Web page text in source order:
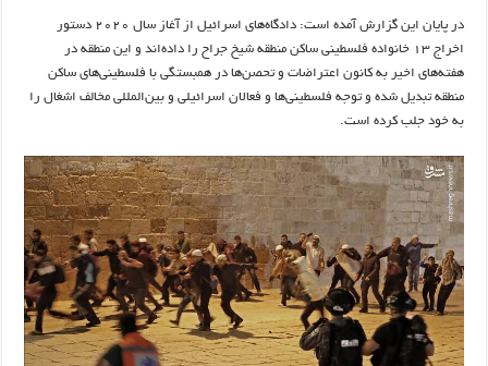
در پایان این گزارش آمده است: دادگاه‌های اسرائیل از آغاز سال ۲۰۲۰ دستور
اخراج ۱۳ خانواده فلسطینی ساکن منطقه شیخ جراح را داده‌اند و این منطقه در
هفته‌های اخیر به کانون اعتراضات و تحصن‌ها در همبستگی با فلسطینی‌های ساکن
منطقه تبدیل شده و توجه فلسطینی‌ها و فعالان اسرائیلی و بین‌المللی مخالف اشغال را
به خود جلب کرده است.